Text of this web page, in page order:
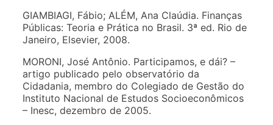
GIAMBIAGI, Fábio; ALÉM, Ana Claúdia. Finanças
Públicas: Teoria e Prática no Brasil. 3ª ed. Rio de
Janeiro, Elsevier, 2008.
MORONI, José Antônio. Participamos, e dái? –
artigo publicado pelo observatório da
Cidadania, membro do Colegiado de Gestão do
Instituto Nacional de Estudos Socioeconômicos
– Inesc, dezembro de 2005.